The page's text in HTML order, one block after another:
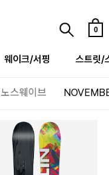
0
웨이크/서핑 스트릿/
노스웨이브